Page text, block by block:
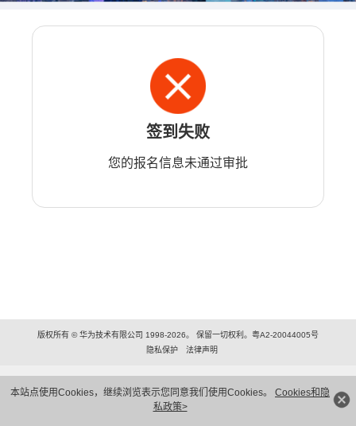
本站点使用Cookies，继续浏览表示您同意我们使用Cookies。 Cookies和隐
私政策>
签到失败
您的报名信息未通过审批
版权所有 © 华为技术有限公司 1998-2026。 保留一切权利。粤A2-20044005号
隐私保护
法律声明